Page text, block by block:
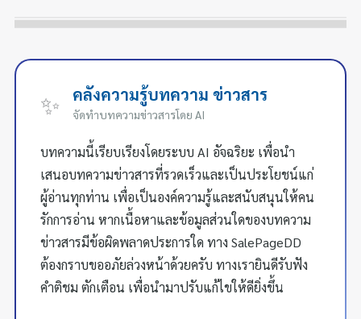
✨ คลังความรู้บทความ ข่าวสาร
จัดทำบทความข่าวสารโดย AI
บทความนี้เรียบเรียงโดยระบบ AI อัจฉริยะ เพื่อนำ
เสนอบทความข่าวสารที่รวดเร็วและเป็นประโยชน์แก่
ผู้อ่านทุกท่าน เพื่อเป็นองค์ความรู้และสนับสนุนให้คน
รักการอ่าน หากเนื้อหาและข้อมูลส่วนใดของบทความ
ข่าวสารมีข้อผิดพลาดประการใด ทาง SalePageDD
ต้องกราบขออภัยล่วงหน้าด้วยครับ ทางเรายินดีรับฟัง
คำติชม ตักเตือน เพื่อนำมาปรับแก้ไขให้ดียิ่งขึ้น